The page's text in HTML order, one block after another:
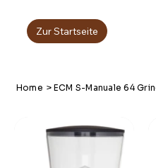
Zur Startseite
Home > ECM S-Manuale 64